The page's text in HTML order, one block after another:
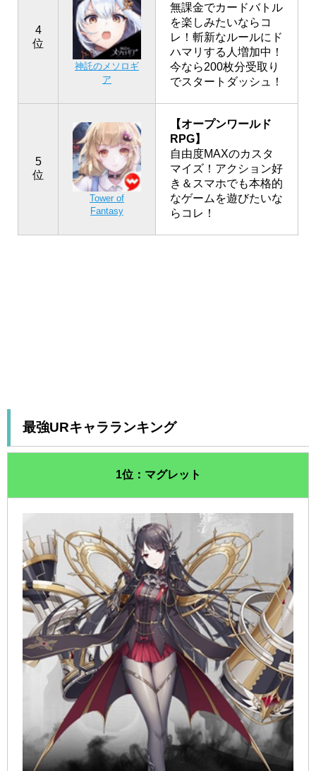
4
位
神託のメソロギ
ア
無課金でカードバトル
を楽しみたいならコ
レ！斬新なルールにド
ハマリする人増加中！
今なら200枚分受取り
でスタートダッシュ！
5
位
Tower of
Fantasy
【オープンワールド
RPG】
自由度MAXのカスタ
マイズ！アクション好
き＆スマホでも本格的
なゲームを遊びたいな
らコレ！
最強URキャラランキング
1位：マグレット